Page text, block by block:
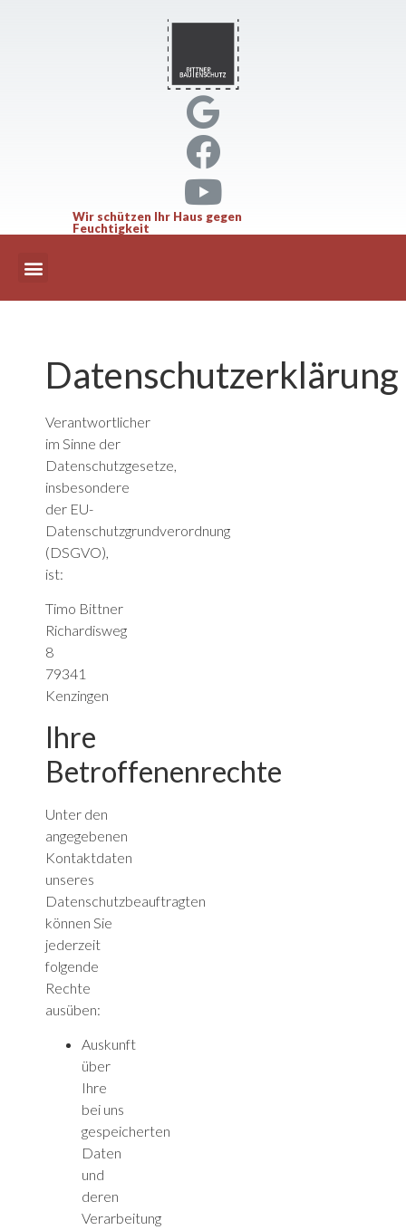
Wir schützen Ihr Haus gegen
Feuchtigkeit
Datenschutzerklärung
Verantwortlicher
im Sinne der
Datenschutzgesetze,
insbesondere
der EU-
Datenschutzgrundverordnung
(DSGVO),
ist:
Timo Bittner
Richardisweg
8
79341
Kenzingen
Ihre
Betroffenenrechte
Unter den
angegebenen
Kontaktdaten
unseres
Datenschutzbeauftragten
können Sie
jederzeit
folgende
Rechte
ausüben:
Auskunft
über
Ihre
bei uns
gespeicherten
Daten
und
deren
Verarbeitung